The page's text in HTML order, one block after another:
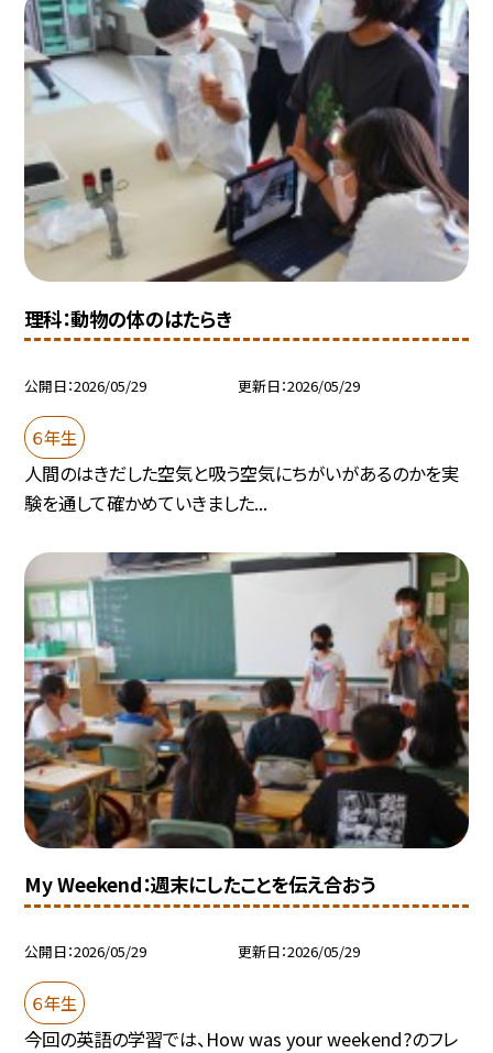
理科：動物の体のはたらき
公開日 2026/05/29 更新日 2026/05/29
６年生
人間のはきだした空気と吸う空気にちがいがあるのかを実
験を通して確かめていきました...
My Weekend：週末にしたことを伝え合おう
公開日 2026/05/29 更新日 2026/05/29
６年生
今回の英語の学習では、How was your weekend?のフレ